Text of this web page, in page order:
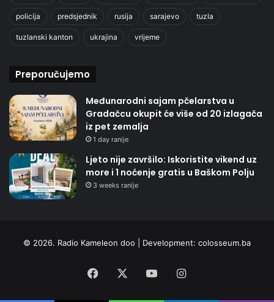
policija predsjednik rusija sarajevo tuzla
tuzlanski kanton ukrajina vrijeme
Preporučujemo
Međunarodni sajam pčelarstva u
Gradačcu okupit će više od 20 izlagača
iz pet zemalja
1 day ranije
Ljeto nije završilo: Iskoristite vikend uz
more i 1 noćenje gratis u Baškom Polju
3 weeks ranije
© 2026. Radio Kameleon doo | Development: colosseum.ba
Facebook YouTubeInstagram